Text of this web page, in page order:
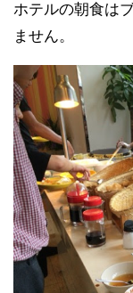
ホテルの朝食は
ません。